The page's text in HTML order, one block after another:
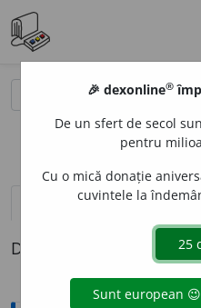
definiții (1) pronunțievolume_up
Definiția cu ID-ul
🎉 dexonline®
De un sfert de secol
pentru
Cu o mică donație
cuvintele la